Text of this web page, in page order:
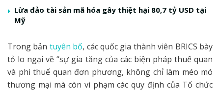
Lừa đảo tài sản mã hóa gây thiệt hại 80,7 tỷ USD tại
Mỹ
Trong bản tuyên bố, các quốc gia thành viên BRICS bày
tỏ lo ngại về “sự gia tăng của các biện pháp thuế quan
và phi thuế quan đơn phương, không chỉ làm méo mó
thương mại mà còn vi phạm các quy định của Tổ chức